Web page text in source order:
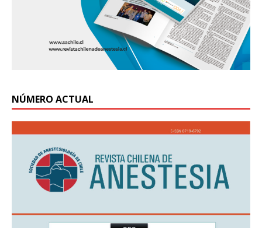
NÚMERO ACTUAL